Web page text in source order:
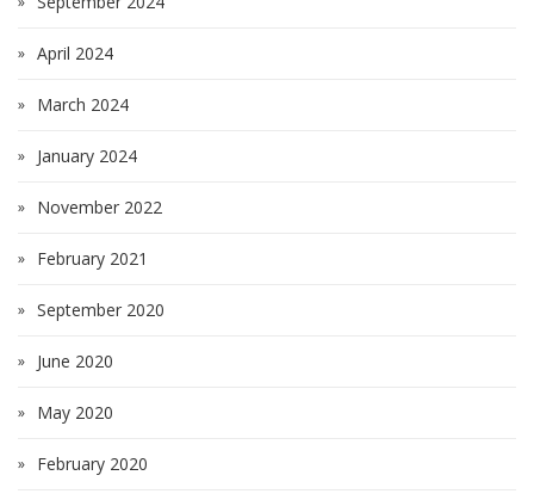
April 2024
March 2024
January 2024
November 2022
February 2021
September 2020
June 2020
May 2020
February 2020